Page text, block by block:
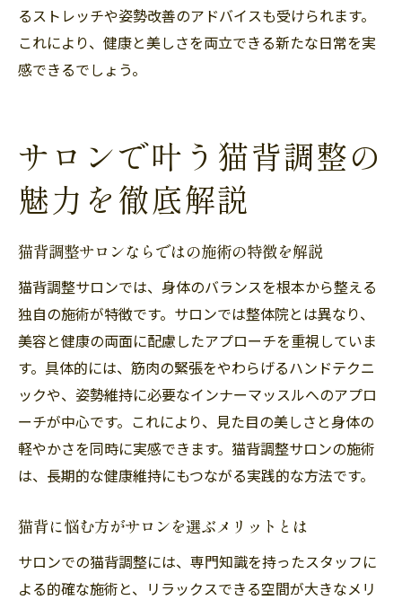
るストレッチや姿勢改善のアドバイスも受けられます。
これにより、健康と美しさを両立できる新たな日常を実
感できるでしょう。
サロンで叶う猫背調整の
魅力を徹底解説
猫背調整サロンならではの施術の特徴を解説
猫背調整サロンでは、身体のバランスを根本から整える
独自の施術が特徴です。サロンでは整体院とは異なり、
美容と健康の両面に配慮したアプローチを重視していま
す。具体的には、筋肉の緊張をやわらげるハンドテクニ
ックや、姿勢維持に必要なインナーマッスルへのアプロ
ーチが中心です。これにより、見た目の美しさと身体の
軽やかさを同時に実感できます。猫背調整サロンの施術
は、長期的な健康維持にもつながる実践的な方法です。
猫背に悩む方がサロンを選ぶメリットとは
サロンでの猫背調整には、専門知識を持ったスタッフに
よる的確な施術と、リラックスできる空間が大きなメリ